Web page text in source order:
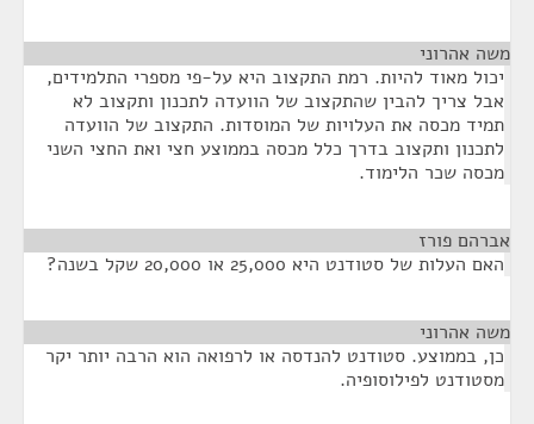
משה אהרוני
יכול מאוד להיות. רמת התקצוב היא על-פי מספרי התלמידים,
אבל צריך להבין שהתקצוב של הוועדה לתכנון ותקצוב לא
תמיד מכסה את העלויות של המוסדות. התקצוב של הוועדה
לתכנון ותקצוב בדרך כלל מכסה בממוצע חצי ואת החצי השני
מכסה שכר הלימוד.
אברהם פורז
האם העלות של סטודנט היא 25,000 או 20,000 שקל בשנה?
משה אהרוני
כן, בממוצע. סטודנט להנדסה או לרפואה הוא הרבה יותר יקר
מסטודנט לפילוסופיה.